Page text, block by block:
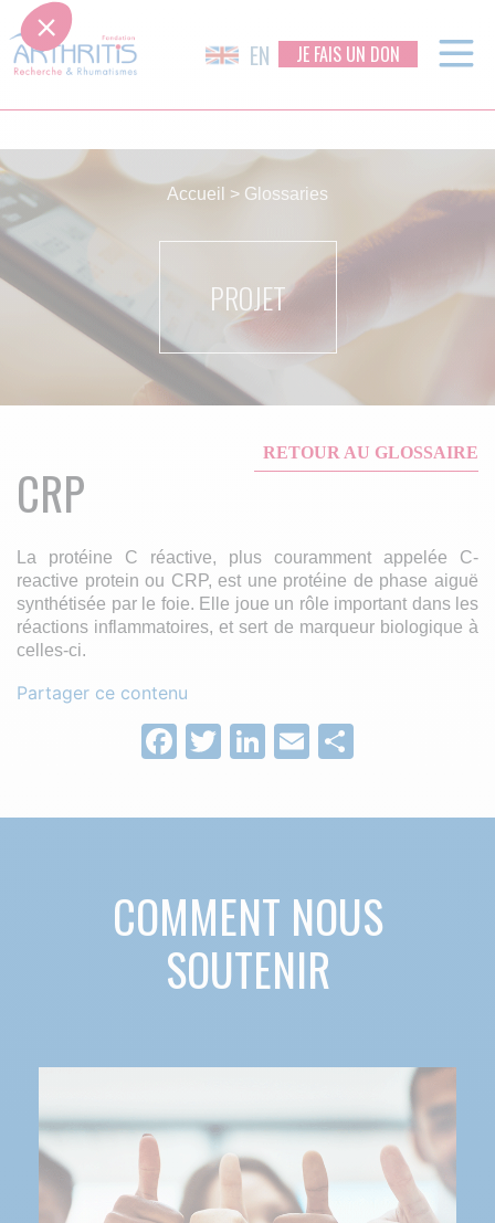
Skip
to
content
EN JE FAIS UN DON
Accueil > Glossaries
PROJET
RETOUR AU GLOSSAIRE
CRP
La protéine C réactive, plus couramment appelée C-
reactive protein ou CRP, est une protéine de phase aiguë
synthétisée par le foie. Elle joue un rôle important dans les
réactions inflammatoires, et sert de marqueur biologique à
celles-ci.
Partager ce contenu
Facebook
Twitter
LinkedIn
Email
COMMENT NOUS
SOUTENIR